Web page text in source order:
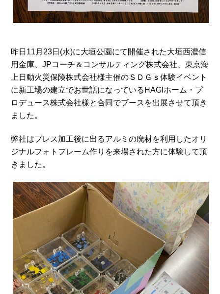
昨日11月23日(水)に大垣公園にて開催された大垣西濃信
用金庫、JPコーチ＆コンサルティング株式会社、東京海
上日動火災保険株式会社様主催のＳＤＧｓ体験イベント
に新工場の建立でお世話になっているHAGIホーム・プ
ロデュース株式会社様と合同でブースを出展させて頂き
ました。
弊社はプレス加工後に出るアルミの廃材を利用したオリ
ジナルフォトフレーム作りを来場された方に体験して頂
きました。